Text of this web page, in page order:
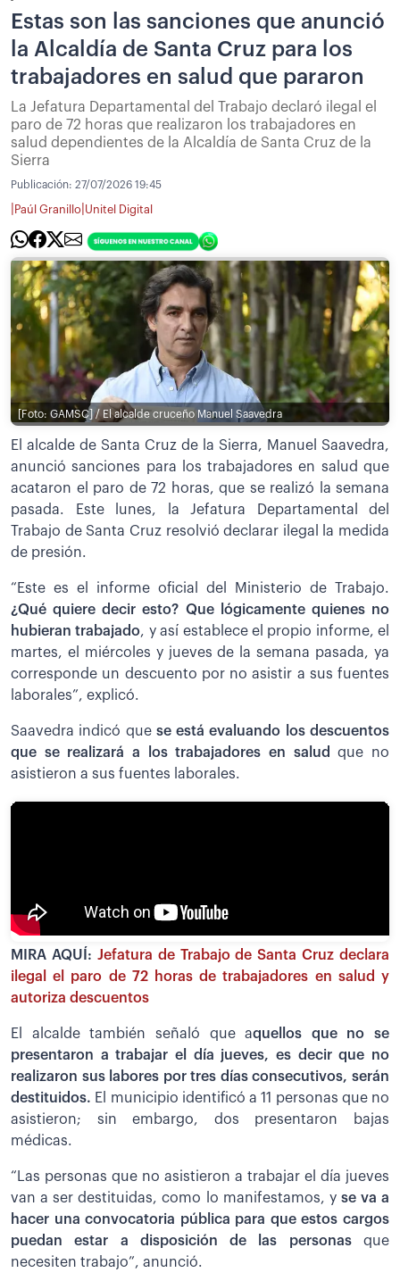
Estas son las sanciones que anunció
la Alcaldía de Santa Cruz para los
trabajadores en salud que pararon
La Jefatura Departamental del Trabajo declaró ilegal el
paro de 72 horas que realizaron los trabajadores en
salud dependientes de la Alcaldía de Santa Cruz de la
Sierra
Publicación: 27/07/2026 19:45
Paúl Granillo Unitel Digital
[Foto: GAMSC] / El alcalde cruceño Manuel Saavedra
El alcalde de Santa Cruz de la Sierra, Manuel Saavedra,
anunció sanciones para los trabajadores en salud que
acataron el paro de 72 horas, que se realizó la semana
pasada. Este lunes, la Jefatura Departamental del
Trabajo de Santa Cruz resolvió declarar ilegal la medida
de presión.
“Este es el informe oficial del Ministerio de Trabajo.
¿Qué quiere decir esto? Que lógicamente quienes no
hubieran trabajado, y así establece el propio informe, el
martes, el miércoles y jueves de la semana pasada, ya
corresponde un descuento por no asistir a sus fuentes
laborales”, explicó.
Saavedra indicó que se está evaluando los descuentos
que se realizará a los trabajadores en saludque no
asistieron a sus fuentes laborales.
MIRA AQUÍ: Jefatura de Trabajo de Santa Cruz declara
ilegal el paro de 72 horas de trabajadores en salud y
autoriza descuentos
El alcalde también señaló que aquellos que no se
presentaron a trabajar el día jueves, es decir que no
realizaron sus labores por tres días consecutivos, serán
destituidos. El municipio identificó a 11 personas que no
asistieron; sin embargo, dos presentaron bajas
médicas.
“Las personas que no asistieron a trabajar el día jueves
van a ser destituidas, como lo manifestamos, y se va a
hacer una convocatoria pública para que estos cargos
puedan estar a disposición de las personas que
necesiten trabajo”, anunció.